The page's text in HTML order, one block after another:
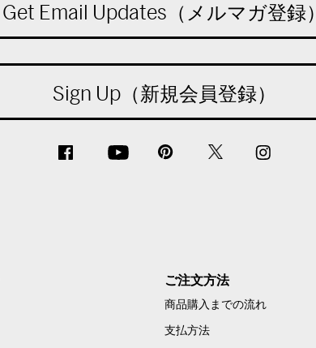
Get Email Updates（メルマガ登録）
Sign Up（新規会員登録）
ご注文方法
商品購入までの流れ
支払方法